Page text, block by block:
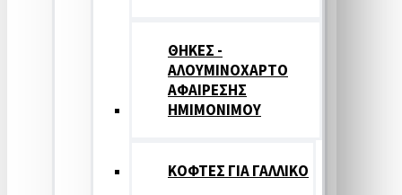
ΘΗΚΕΣ -
ΑΛΟΥΜΙΝΟΧΑΡΤΟ
ΑΦΑΙΡΕΣΗΣ
ΗΜΙΜΟΝΙΜΟΥ
ΚΟΦΤΕΣ ΓΙΑ ΓΑΛΛΙΚΟ